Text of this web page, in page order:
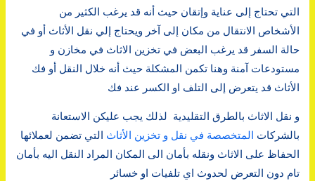
التي تحتاج إلى عناية وإتقان حيث أنه قد يرغب الكثير من
الأشخاص الانتقال من مكان إلى آخر ويحتاج إلي نقل الأثاث أو في
حالة السفر قد يرغب البعض في تخزين الاثاث في مخازن و
مستودعات آمنة وهنا تكمن المشكلة حيث أنه خلال النقل أو فك
الأثاث قد يتعرض إلى التلف او الكسر عند فك
و نقل الاثاث بالطرق التقليدية لذلك يجب عليكن الاستعانة
بالشركات المتخصصة في نقل و تخزين الأثاث التي تضمن لعملائها
الحفاظ على الاثاث ونقله بأمان الى المكان المراد النقل اليه بأمان
تام دون التعرض لحدوث اي تلفيات او خسائر